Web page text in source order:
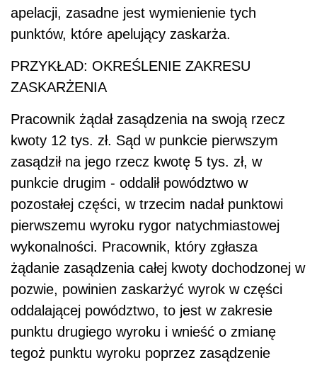
apelacji, zasadne jest wymienienie tych
punktów, które apelujący zaskarża.
PRZYKŁAD: OKREŚLENIE ZAKRESU
ZASKARŻENIA
Pracownik żądał zasądzenia na swoją rzecz
kwoty 12 tys. zł. Sąd w punkcie pierwszym
zasądził na jego rzecz kwotę 5 tys. zł, w
punkcie drugim - oddalił powództwo w
pozostałej części, w trzecim nadał punktowi
pierwszemu wyroku rygor natychmiastowej
wykonalności. Pracownik, który zgłasza
żądanie zasądzenia całej kwoty dochodzonej w
pozwie, powinien zaskarżyć wyrok w części
oddalającej powództwo, to jest w zakresie
punktu drugiego wyroku i wnieść o zmianę
tegoż punktu wyroku poprzez zasądzenie